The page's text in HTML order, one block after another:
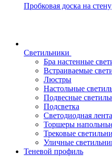
Пробковая доска на стену
Светильники
Бра настенные
Встраиваемые
Люстры
Настольные
Подвесные
Подсветка
Светодиодная лента
Торшеры
Трековые
Уличные
Теневой профиль